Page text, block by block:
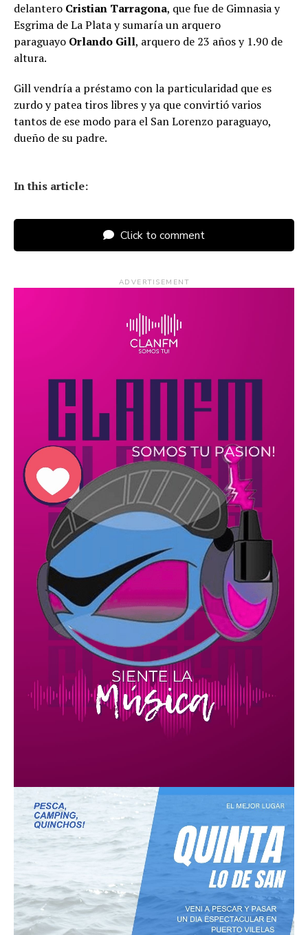
delantero Cristian Tarragona, que fue de Gimnasia y
Esgrima de La Plata y sumaría un arquero
paraguayo Orlando Gill, arquero de 23 años y 1.90 de
altura.
Gill vendría a préstamo con la particularidad que es
zurdo y patea tiros libres y ya que convirtió varios
tantos de ese modo para el San Lorenzo paraguayo,
dueño de su padre.
In this article:
Click to comment
ADVERTISEMENT